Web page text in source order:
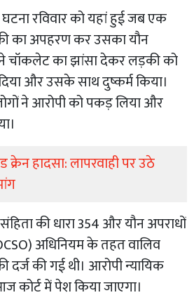
रविवार को यहां हुई जब एक
का अपहरण कर उसका यौन
ने चॉकलेट का झांसा देकर लड़की को
और उसके साथ दुष्कर्म किया।
ने आरोपी को पकड़ लिया और
क्रेन हादसा: लापरवाही पर उठे
की धारा 354 और यौन अपराधों
अधिनियम के तहत वालिव
दर्ज की गई थी। आरोपी न्यायिक
में पेश किया जाएगा।